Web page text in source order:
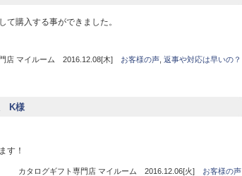
購入する事ができました。
店 マイルーム 2016.12.08[木] お客様の声, 返事や対応は早いの？
K様
す！
カタログギフト専門店 マイルーム 2016.12.06[火] お客様の声